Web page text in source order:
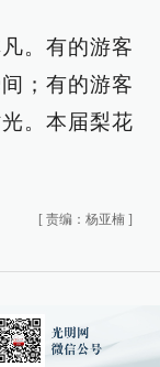
。有的游客
；有的游客
。本届梨花
[ 责编：杨亚楠 ]